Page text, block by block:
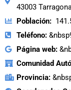
43003
Población:
Teléfono:
Página web:
Comunidad
Provincia: